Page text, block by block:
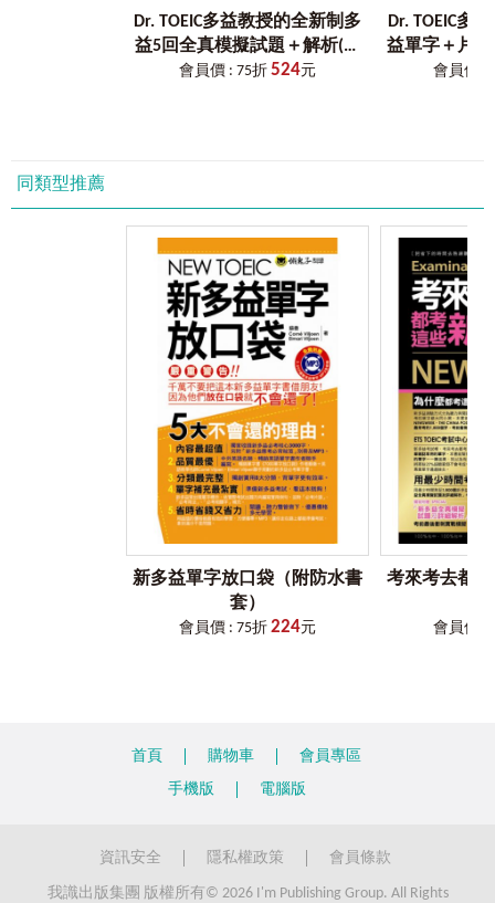
Vicky Chu：「文法直接補充在例句旁，省時又有效。」
吳鈴悅：「文法概念解釋得很清楚，對於沒時間細讀文法的
考生非常有用。」
【使用說明】
跟著怪物講師教學團隊，一起準備多益單字＋文法！
步驟一：完全掌握多益常考單字、文法
要背就要背會考的單字！「怪物講師團隊（台灣）」參加考
試上百次，深入考場了解出題趨勢，精確分析出題機率最高
的單字、考生最容易忽略的文法，並摸透多益常考題型，整
理出最精準的單字＋文法祕笈。
文法概念，分級學習
全書內容按照證書程度劃分，且為了讓強化學習效率，本書
採取創左欄單字、右欄文法重點的編排方式，根據每個 Level
的能力，安排最適合該階段學習者程度的文法，單字配合文
法一起學，更有效率！
★ 除了文字說明之外，還可使用Youtor App，掃描右欄的QR
Code，看劉婕老師親自講解例句中、文法重點中出現的必考
步驟三：單字重點、衍生、同義清楚整理
每個主要單字皆隨機補充衍生詞彙、多益常考同義字、片語
補充、重點提示或是記憶法小撇步。無論是動詞三態變化，
了避免出現背了又忘、忘了又背的無限循環，本書特別規劃
了前尋後找的功能，讓你可以立刻找到忘記的文法重點或單
步驟五：中英文單字、英文例句發音完全收錄
多益考試中聽力、閱讀各占一半的分數，為了讓你在準備單
字、文法的同時也能夠訓練聽力，本書特地邀請專業美籍老
Dr. TOEIC多益教授的全新制多
益5回全真模擬試題＋解析(免
費附贈「Youtor App」內含VRP
會員價 : 75折 524元
Dr. TOEIC多
益單字＋片
讀筆版】（
會員價 :
同類型推薦
新多益單字放口袋（附防水書
套）
會員價 : 75折 224元
考來考去都
會員價 :
首頁 購物車
會員專區
手機版
電腦版
資訊安全 隱私權政策 會員條款
我識出版集團 版權所有© 2026 I'm Publishing Group. All Rights